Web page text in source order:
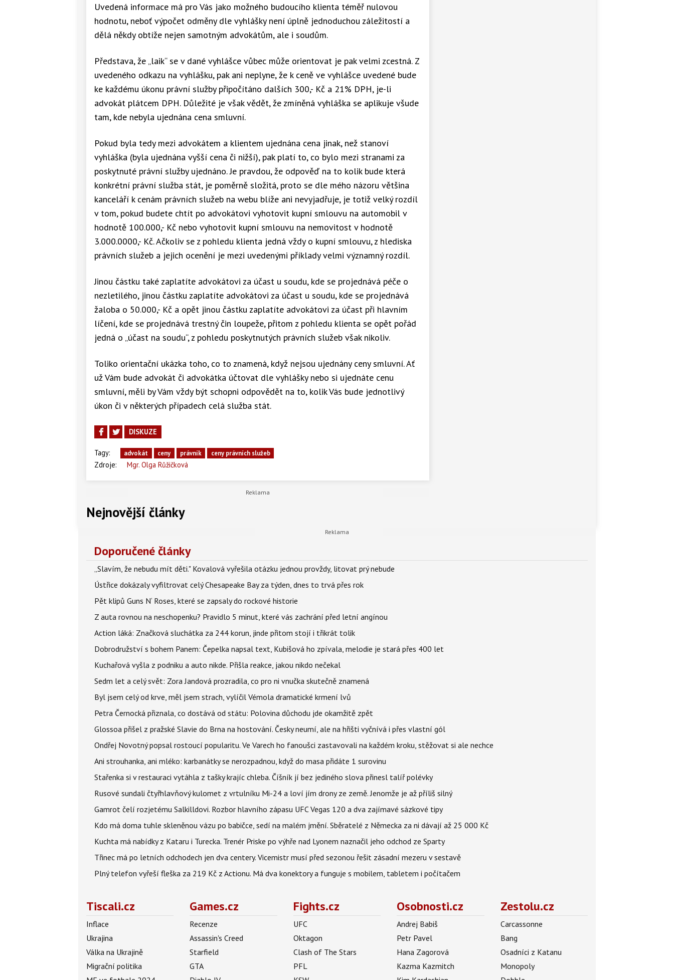
Uvedená informace má pro Vás jako možného budoucího klienta téměř nulovou
hodnotu, neboť výpočet odměny dle vyhlášky není úplně jednoduchou záležitostí a
dělá někdy obtíže nejen samotným advokátům, ale i soudům.
Představa, že „laik“ se v dané vyhlášce vůbec může orientovat je pak velmi zcestná. Z
uvedeného odkazu na vyhlášku, pak ani neplyne, že k ceně ve vyhlášce uvedené bude
ke každému úkonu právní služby připočítáno dalších 300,- Kč a 21% DPH, je-li
advokát plátcem DPH. Důležité je však vědět, že zmíněná vyhláška se aplikuje všude
tam, kde nebyla ujednána cena smluvní.
Pokud byla tedy mezi advokátem a klientem ujednána cena jinak, než stanoví
vyhláška (byla ujednána vyšší cena či nižší), pak platí to, co bylo mezi stranami za
poskytnuté právní služby ujednáno. Je pravdou, že odpověď na to kolik bude která
konkrétní právní služba stát, je poměrně složitá, proto se dle mého názoru většina
kanceláří k cenám právních služeb na webu blíže ani nevyjadřuje, je totiž velký rozdíl
v tom, pokud budete chtít po advokátovi vyhotovit kupní smlouvu na automobil v
hodnotě 100.000,- Kč nebo vyhotovit kupní smlouvu na nemovitost v hodnotě
3.000.0000,- Kč. Ačkoliv se z pohledu klienta jedná vždy o kupní smlouvu, z hlediska
právních služeb a jejich ocenění je mezi uvedenými příklady velmi významný rozdíl.
Jinou částku také zaplatíte advokátovi za účast u soudu, kde se projednává péče o
nezletilého, jinou částku zaplatíte advokátovi za účast u soudu, kde se projednává
žaloba o 50.000,- Kč a opět jinou částku zaplatíte advokátovi za účast při hlavním
líčení, kde se projednává trestný čin loupeže, přitom z pohledu klienta se opět pořád
jedná o „účast na soudu“, z pohledu poskytnutých právních služeb však nikoliv.
Toliko orientační ukázka toho, co to znamená, když nejsou ujednány ceny smluvní. Ať
už Vám bude advokát či advokátka účtovat dle vyhlášky nebo si ujednáte cenu
smluvní, měli by Vám vždy být schopni odpovědět na to, kolik Vás bude jednotlivý
úkon či v některých případech celá služba stát.
DISKUZE
Tagy: advokát ceny právník ceny právních služeb
Zdroje: Mgr. Olga Růžičková
Nejnovější články
Doporučené články
„Slavím, že nebudu mít děti." Kovalová vyřešila otázku jednou provždy, litovat prý nebude
Ústřice dokázaly vyfiltrovat celý Chesapeake Bay za týden, dnes to trvá přes rok
Pět klipů Guns N‘ Roses, které se zapsaly do rockové historie
Z auta rovnou na neschopenku? Pravidlo 5 minut, které vás zachrání před letní angínou
Action láká: Značková sluchátka za 244 korun, jinde přitom stojí i třikrát tolik
Dobrodružství s bohem Panem: Čepelka napsal text, Kubišová ho zpívala, melodie je stará přes 400 let
Kuchařová vyšla z podniku a auto nikde. Přišla reakce, jakou nikdo nečekal
Sedm let a celý svět: Zora Jandová prozradila, co pro ni vnučka skutečně znamená
Byl jsem celý od krve, měl jsem strach, vylíčil Vémola dramatické krmení lvů
Petra Černocká přiznala, co dostává od státu: Polovina důchodu jde okamžitě zpět
Glossoa přišel z pražské Slavie do Brna na hostování. Česky neumí, ale na hřišti vyčnívá i přes vlastní gól
Ondřej Novotný popsal rostoucí popularitu. Ve Varech ho fanoušci zastavovali na každém kroku, stěžovat si ale nechce
Ani strouhanka, ani mléko: karbanátky se nerozpadnou, když do masa přidáte 1 surovinu
Stařenka si v restauraci vytáhla z tašky krajíc chleba. Číšník jí bez jediného slova přinesl talíř polévky
Rusové sundali čtyřhlavňový kulomet z vrtulníku Mi-24 a loví jím drony ze země. Jenomže je až příliš silný
Gamrot čelí rozjetému Salkilldovi. Rozbor hlavního zápasu UFC Vegas 120 a dva zajímavé sázkové tipy
Kdo má doma tuhle skleněnou vázu po babičce, sedí na malém jmění. Sběratelé z Německa za ni dávají až 25 000 Kč
Kuchta má nabídky z Kataru i Turecka. Trenér Priske po výhře nad Lyonem naznačil jeho odchod ze Sparty
Třinec má po letních odchodech jen dva centery. Vicemistr musí před sezonou řešit zásadní mezeru v sestavě
Plný telefon vyřeší fleška za 219 Kč z Actionu. Má dva konektory a funguje s mobilem, tabletem i počítačem
Tiscali.cz
Inflace
Ukrajina
Válka na Ukrajině
Migrační politika
Games.cz
Recenze
Assassin's Creed
Starfield
GTA
Fights.cz
UFC
Oktagon
Clash of The Stars
PFL
Osobnosti.cz
Andrej Babiš
Petr Pavel
Hana Zagorová
Kazma Kazmitch
Zestolu.cz
Carcassonne
Bang
Osadníci z Katanu
Monopoly